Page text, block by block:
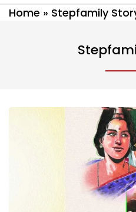
Home » Stepfamily